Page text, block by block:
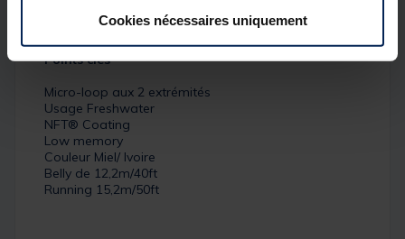
Cookies nécessaires uniquement
Points clés
Micro-loop aux 2 extrémités
Usage Freshwater
NFT® Coating
Low memory
Couleur Miel/ Ivoire
Belly de 12,2m/40ft
Running 15,2m/50ft